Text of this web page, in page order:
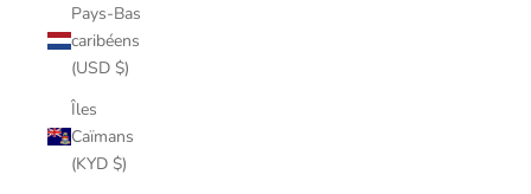
Pays-Bas
caribéens
(USD $)
Îles
Caïmans
(KYD $)